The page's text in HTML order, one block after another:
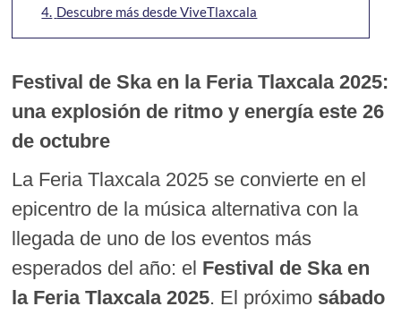
4. Descubre más desde ViveTlaxcala
Festival de Ska en la Feria Tlaxcala 2025:
una explosión de ritmo y energía este 26
de octubre
La Feria Tlaxcala 2025 se convierte en el
epicentro de la música alternativa con la
llegada de uno de los eventos más
esperados del año: el Festival de Ska en
la Feria Tlaxcala 2025. El próximo sábado